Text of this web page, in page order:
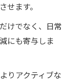
せます。
けでなく、日常
にも寄与しま
りアクティブな